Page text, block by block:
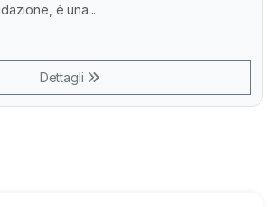
è una...
Dettagli